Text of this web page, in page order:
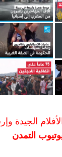
الجيدة
التمدن